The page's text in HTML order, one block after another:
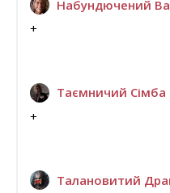
Набундючений
+
Таємничий Сімба
+
Талановитий